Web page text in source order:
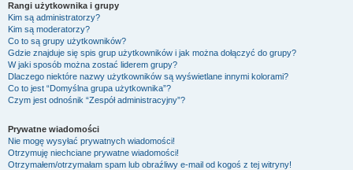
Rangi użytkownika i grupy
Kim są administratorzy?
Kim są moderatorzy?
Co to są grupy użytkowników?
Gdzie znajduje się spis grup użytkowników i jak można dołączyć do grupy?
W jaki sposób można zostać liderem grupy?
Dlaczego niektóre nazwy użytkowników są wyświetlane innymi kolorami?
Co to jest “Domyślna grupa użytkownika”?
Czym jest odnośnik “Zespół administracyjny”?
Prywatne wiadomości
Nie mogę wysyłać prywatnych wiadomości!
Otrzymuję niechciane prywatne wiadomości!
Otrzymałem/otrzymałam spam lub obraźliwy e-mail od kogoś z tej witryny!